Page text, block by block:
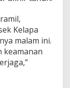
Kelapa
malam ini.
keamanan